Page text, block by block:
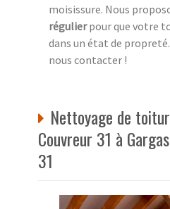
moisissure. Nous
régulierpour que votre
dans un état de
nous contacter !
Nettoyage de
Couvreur 31 à
31